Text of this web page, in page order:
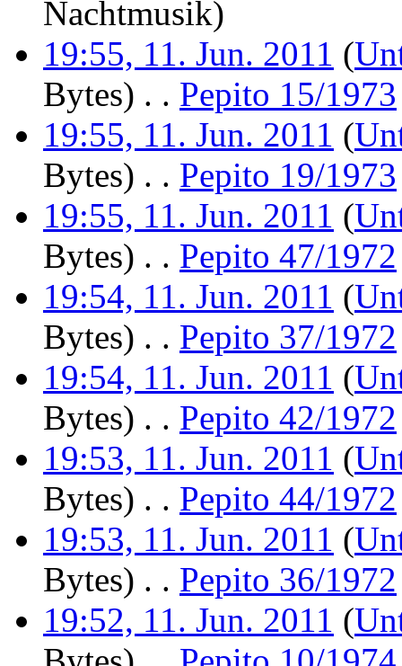
Nachtmusik)
19:55, 11. Jun. 2011 (
Bytes) . . Pepito 15/1973
19:55, 11. Jun. 2011 (
Bytes) . . Pepito 19/1973
19:55, 11. Jun. 2011 (
Bytes) . . Pepito 47/1972
19:54, 11. Jun. 2011 (
Bytes) . . Pepito 37/1972
19:54, 11. Jun. 2011 (
Bytes) . . Pepito 42/1972
19:53, 11. Jun. 2011 (
Bytes) . . Pepito 44/1972
19:53, 11. Jun. 2011 (
Bytes) . . Pepito 36/1972
19:52, 11. Jun. 2011 (